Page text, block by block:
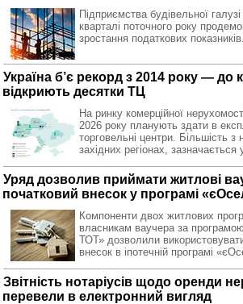
Підприємства будівельної
кварталі поточного року
зростання податкових показників.
Україна б’є рекорд з 2014 року — до
відкриють десятки ТЦ
На ринку комерційної
2026 року планують здати в
торговельні центри. Більшість з
західних регіонах, зазначається
Уряд дозволив приймати житлові
початковий внесок у програмі
Компоненти двох житлових
власникам ваучера за
ТОТ» дозволили
внесок в іпотечній програмі
Звітність нотаріусів щодо оренди
перевели в електронний вигляд